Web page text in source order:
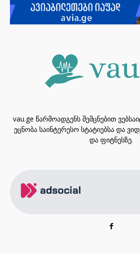
vau.ge წარმოადგენს შემცნებით
ეცნობა საინტერესო სტატიებსა და
და ფიტნესზე.